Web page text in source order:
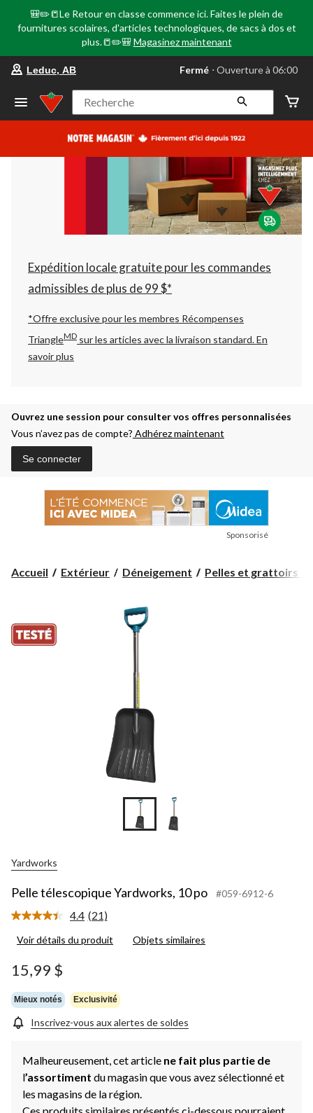
🎒✏️📒Le Retour en classe commence ici. Faites le plein de
fournitures scolaires, d'articles technologiques, de sacs à dos et
plus.📒✏️🎒 Magasinez maintenant
votre
préféré
Leduc,
AB,
courament
Ouverture
à
06:00
cliquer
pour
changer
Leduc, AB Fermé ⋅ Ouverture à 06:00
Recherche
Expédition locale gratuite pour les commandes
admissibles de plus de 99 $*
*Offre exclusive pour les membres Récompenses
TriangleMD sur les articles avec la livraison standard.En
savoir plus
Ouvrez une session pour consulter vos offres personnalisées
Vous n’avez pas de compte? Adhérez maintenant
Se connecter
Sponsorisé
Accueil Extérieur Déneigement Pelles et grattoirs à
Yardworks
Pelle télescopique Yardworks, 10 po #059-6912-6
4.4 Lire
21
même
page.
(21)
Voir détails du produit Objets similaires
15,99 $
Mieux notés Exclusivité
Inscrivez-vous aux alertes de soldes
Malheureusement, cet article ne fait plus partie de
l’assortiment du magasin que vous avez sélectionné et
les magasins de la région.